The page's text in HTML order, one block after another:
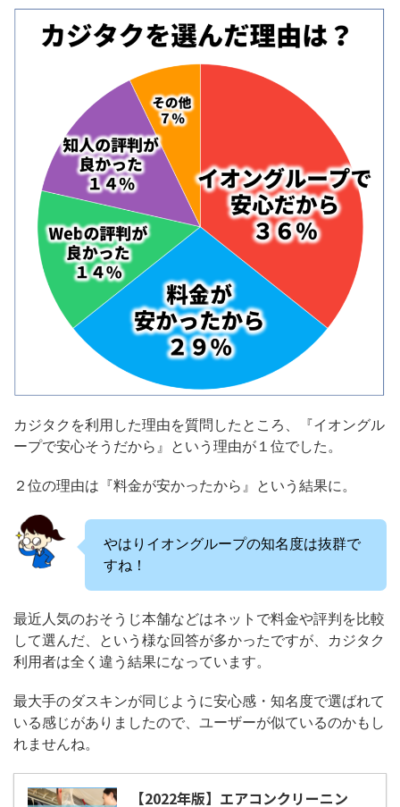
カジタクを利用した理由を質問したところ、『イオングル
ープで安心そうだから』という理由が１位でした。
２位の理由は『料金が安かったから』という結果に。
やはりイオングループの知名度は抜群で
すね！
最近人気のおそうじ本舗などはネットで料金や評判を比較
して選んだ、という様な回答が多かったですが、カジタク
利用者は全く違う結果になっています。
最大手のダスキンが同じように安心感・知名度で選ばれて
いる感じがありましたので、ユーザーが似ているのかもし
れませんね。
【2022年版】エアコンクリーニン